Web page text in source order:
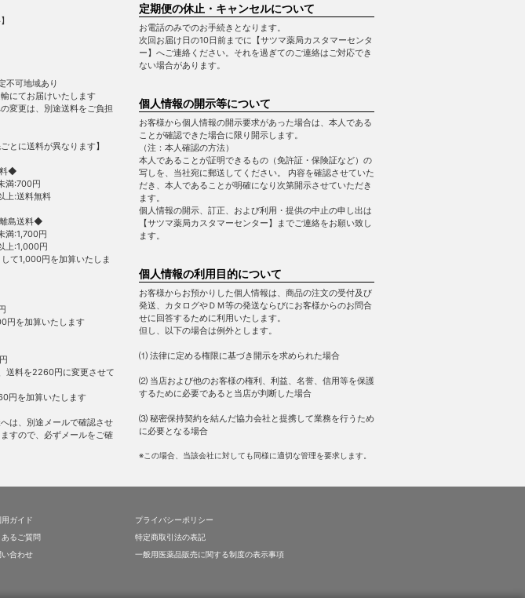
不可地域あり
にてお届けいたします
変更は、別途送料をご負担
とに送料が異なります】
料◆
満:700円
上:送料無料
島送料◆
満:1,700円
上:1,000円
て1,000円を加算いたしま
を加算いたします
送料を2260円に変更させて
円を加算いたします
は、別途メールで確認させ
すので、必ずメールをご確
定期便の休止・キャンセルについて
お電話のみでのお手続きとなります。
次回お届け日の10日前までに【サツマ薬局カスタマーセンタ
ー】へご連絡ください。それを過ぎてのご連絡はご対応でき
ない場合があります。
個人情報の開示等について
お客様から個人情報の開示要求があった場合は、本人である
ことが確認できた場合に限り開示します。
（注：本人確認の方法）
本人であることが証明できるもの（免許証・保険証など）の
写しを、当社宛に郵送してください。 内容を確認させていた
だき、本人であることが明確になり次第開示させていただき
ます。
個人情報の開示、訂正、および利用・提供の中止の申し出は
【サツマ薬局カスタマーセンター】までご連絡をお願い致し
ます。
個人情報の利用目的について
お客様からお預かりした個人情報は、商品の注文の受付及び
発送、カタログやＤＭ等の発送ならびにお客様からのお問合
せに回答するために利用いたします。
但し、以下の場合は例外とします。
⑴ 法律に定める権限に基づき開示を求められた場合
⑵ 当店および他のお客様の権利、利益、名誉、信用等を保護
するために必要であると当店が判断した場合
⑶ 秘密保持契約を結んだ協力会社と提携して業務を行うため
に必要となる場合
※この場合、当該会社に対しても同様に適切な管理を要求します。
用ガイド
あるご質問
い合わせ
プライバシーポリシー
特定商取引法の表記
一般用医薬品販売に関する制度の表示事項